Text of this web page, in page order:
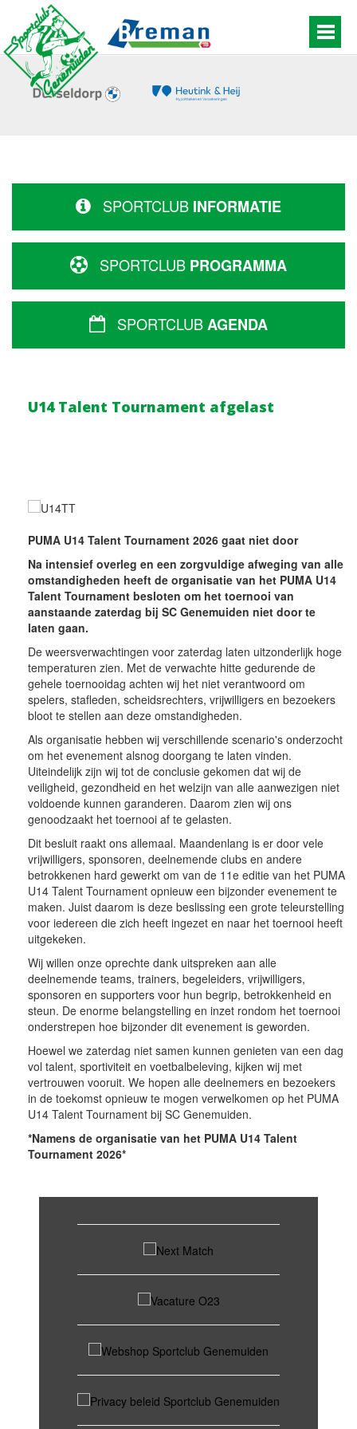
SPORTCLUB INFORMATIE
SPORTCLUB PROGRAMMA
SPORTCLUBAGENDA
U14 Talent Tournament afgelast
PUMA U14 Talent Tournament 2026 gaat niet door
Na intensief overleg en een zorgvuldige afweging van alle
omstandigheden heeft de organisatie van het PUMA U14
Talent Tournament besloten om het toernooi van
aanstaande zaterdag bij SC Genemuiden niet door te
laten gaan.
De weersverwachtingen voor zaterdag laten uitzonderlijk hoge
temperaturen zien. Met de verwachte hitte gedurende de
gehele toernooidag achten wij het niet verantwoord om
spelers, stafleden, scheidsrechters, vrijwilligers en bezoekers
bloot te stellen aan deze omstandigheden.
Als organisatie hebben wij verschillende scenario's onderzocht
om het evenement alsnog doorgang te laten vinden.
Uiteindelijk zijn wij tot de conclusie gekomen dat wij de
veiligheid, gezondheid en het welzijn van alle aanwezigen niet
voldoende kunnen garanderen. Daarom zien wij ons
genoodzaakt het toernooi af te gelasten.
Dit besluit raakt ons allemaal. Maandenlang is er door vele
vrijwilligers, sponsoren, deelnemende clubs en andere
betrokkenen hard gewerkt om van de 11e editie van het PUMA
U14 Talent Tournament opnieuw een bijzonder evenement te
maken. Juist daarom is deze beslissing een grote teleurstelling
voor iedereen die zich heeft ingezet en naar het toernooi heeft
uitgekeken.
Wij willen onze oprechte dank uitspreken aan alle
deelnemende teams, trainers, begeleiders, vrijwilligers,
sponsoren en supporters voor hun begrip, betrokkenheid en
steun. De enorme belangstelling en inzet rondom het toernooi
onderstrepen hoe bijzonder dit evenement is geworden.
Hoewel we zaterdag niet samen kunnen genieten van een dag
vol talent, sportiviteit en voetbalbeleving, kijken wij met
vertrouwen vooruit. We hopen alle deelnemers en bezoekers
in de toekomst opnieuw te mogen verwelkomen op het PUMA
U14 Talent Tournament bij SC Genemuiden.
*Namens de organisatie van het PUMA U14 Talent
Tournament 2026*